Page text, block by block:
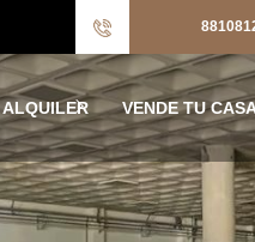
ALQUILER VENDE TU